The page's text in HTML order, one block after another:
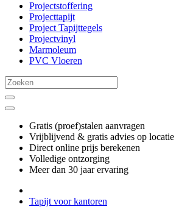
Projectstoffering
Projecttapijt
Project Tapijttegels
Projectvinyl
Marmoleum
PVC Vloeren
Gratis (proef)stalen aanvragen
Vrijblijvend & gratis advies op locatie
Direct online prijs berekenen
Volledige ontzorging
Meer dan 30 jaar ervaring
Tapijt voor kantoren